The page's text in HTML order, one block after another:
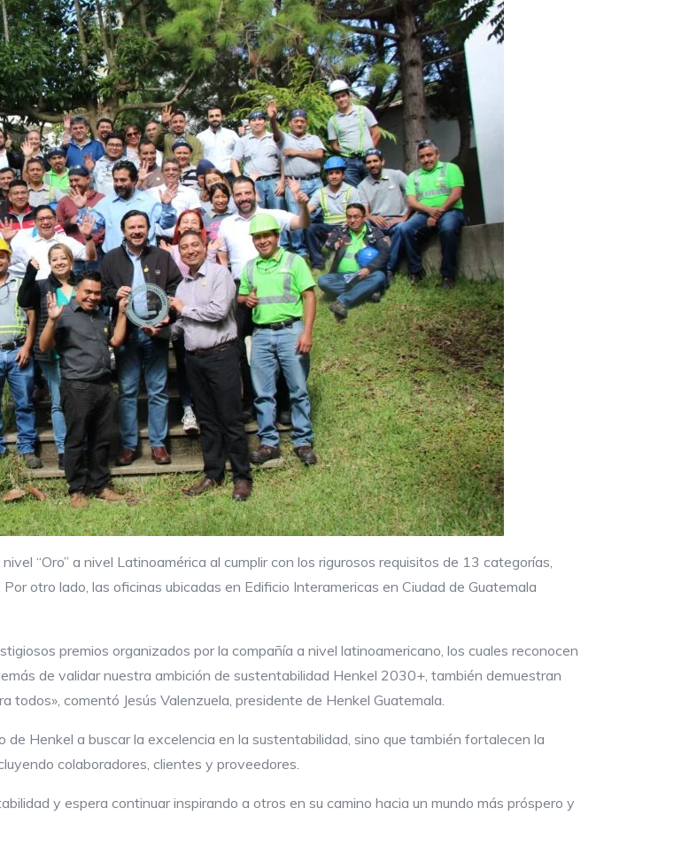
“Oro” a nivel Latinoamérica al cumplir con los rigurosos requisitos de 13 categorías,
otro lado, las oficinas ubicadas en Edificio Interamericas en Ciudad de Guatemala
premios organizados por la compañía a nivel latinoamericano, los cuales reconocen
de validar nuestra ambición de sustentabilidad Henkel 2030+, también demuestran
comentó Jesús Valenzuela, presidente de Henkel Guatemala.
Henkel a buscar la excelencia en la sustentabilidad, sino que también fortalecen la
colaboradores, clientes y proveedores.
y espera continuar inspirando a otros en su camino hacia un mundo más próspero y